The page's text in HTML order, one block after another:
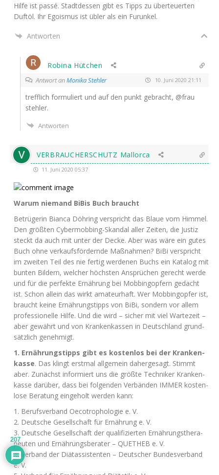
Hil­fe ist pas­sé. Stadt­des­sen gibt es Tipps zu über­teu­er­ten
Duft­öl. Ihr Ego­is­mus ist übler als ein Furunkel.
Antworten
Robina Hütchen
Antwort anMonika Stehler 10. Juni 2020 21:11
treff­lich for­mu­liert und auf den punkt gebracht, @frau
stehler.
Antworten
VERBRAUCHERSCHUTZ Mallorca
11. Juni 2020 05:37
War­um nie­mand BiBis Buch braucht
Betrü­ge­rin Bian­ca Döh­ring ver­spricht das Blaue vom Him­mel.
Den größ­ten Cyber­mob­bing-Skan­dal aller Zei­ten, die Jus­tiz
steckt da auch mit unter der Decke. Aber was wäre ein gutes
Buch ohne ver­kaufs­för­dern­de Maß­nah­men? BiBi ver­spricht
im zwei­ten Teil des nie fer­tig wer­de­nen Buchs ein Kata­log mit
bun­ten Bil­dern, wel­cher höchs­ten Ansprü­chen gerecht wer­de
und für die per­fek­te Ernäh­rung bei Mob­bing­op­fern gedacht
ist. Schon allein das wirkt ama­teur­haft. Wer Mob­bing­op­fer ist,
braucht kei­ne Ernäh­rungs­tipps von BiBi, son­dern vor allem
pro­fes­sio­nel­le Hil­fe. Und die wird – sicher mit viel War­te­zeit –
aber gewährt und von Kran­ken­kas­sen in Deutsch­land grund­
sätz­lich genehmigt.
1. Ernäh­rungs­tipps gibt es kos­ten­los bei der Kran­ken­
kas­se. Das klingt erst­mal all­ge­mein daher­ge­sagt. Stimmt
aber. Zunächst infor­miert uns die größ­te Tech­ni­ker Kran­ken­
kas­se dar­über, dass bei fol­gen­den Ver­bän­den IMMER kos­ten­
lo­se Bera­tung ein­ge­holt wer­den kann:
1. Berufs­ver­band Oeco­tropho­lo­gie e. V.
2. Deut­sche Gesell­schaft für Ernäh­rung e. V.
3. Deut­sche Gesell­schaft der qua­li­fi­zier­ten Ernäh­rungs­the­ra­
peu­ten und Ernäh­rungs­be­ra­ter – QUETHEB e. V.
4. Ver­band der Diät­as­sis­ten­ten – Deut­scher Bun­des­ver­band
e. V.
207